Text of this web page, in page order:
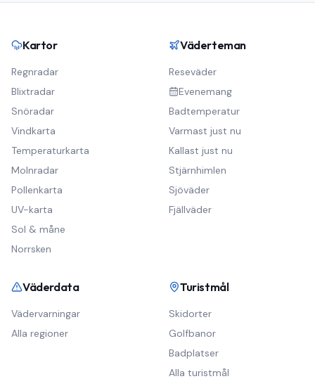
Kartor
Regnradar
Blixtradar
Snöradar
Vindkarta
Temperaturkarta
Molnradar
Pollenkarta
UV-karta
Sol & måne
Norrsken
Väderteman
Reseväder
Evenemang
Badtemperatur
Varmast just nu
Kallast just nu
Stjärnhimlen
Sjöväder
Fjällväder
Väderdata
Vädervarningar
Alla regioner
Turistmål
Skidorter
Golfbanor
Badplatser
Alla turistmål